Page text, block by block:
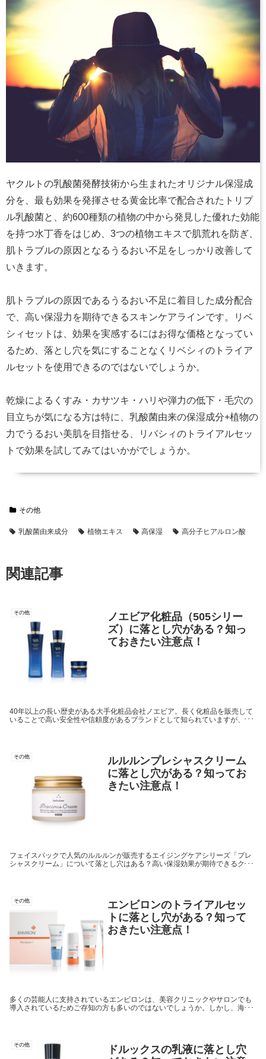
ヤクルトの乳酸菌発酵技術から生まれたオリジナル保湿成
分を、最も効果を発揮させる黄金比率で配合されたトリプ
ル乳酸菌と、約600種類の植物の中から発見した優れた効能
を持つ水丁香をはじめ、3つの植物エキスで肌荒れを防ぎ、
肌トラブルの原因となるうるおい不足をしっかり改善して
いきます。
肌トラブルの原因であるうるおい不足に着目した成分配合
で、高い保湿力を期待できるスキンケアラインです。リベ
シィセットは、効果を実感するにはお得な価格となってい
るため、落とし穴を気にすることなくリベシィのトライア
ルセットを使用できるのではないでしょうか。
乾燥によるくすみ・カサツキ・ハリや弾力の低下・毛穴の
目立ちが気になる方は特に、乳酸菌由来の保湿成分+植物の
力でうるおい美肌を目指せる、リバシィのトライアルセッ
トで効果を試してみてはいかがでしょうか。
その他
乳酸菌由来成分 植物エキス 高保湿 高分子ヒアルロン酸
関連記事
その他
ノエビア化粧品（505シリー
ズ）に落とし穴がある？知っ
ておきたい注意点！
40年以上の長い歴史がある大手化粧品会社ノエビア。長く化粧品を販売して
いることで高い安全性や信頼度があるブランドとして知られていますが、成
その他
ルルルンプレシャスクリーム
に落とし穴がある？知ってお
きたい注意点！
フェイスパックで人気のルルルンが販売するエイジングケアシリーズ「プレ
シャスクリーム」について落とし穴はある？高い保湿効果が期待できるクリ
その他
エンビロンのトライアルセッ
トに落とし穴がある？知って
おきたい注意点！
多くの芸能人に支持されているエンビロンは、美容クリニックやサロンでも
導入されているためご存知の方も多いのではないでしょうか。しかし、海外
その他
ドルックスの乳液に落とし穴